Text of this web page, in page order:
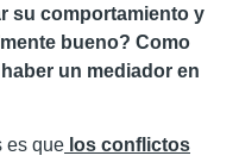
su comportamiento y
bueno? Como
un mediador en
es que los conflictos